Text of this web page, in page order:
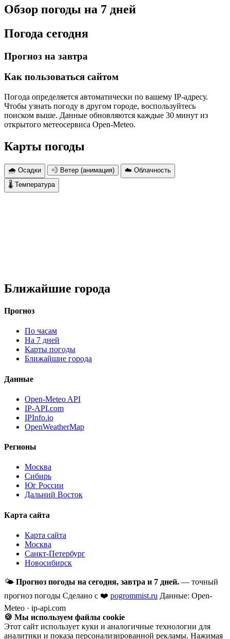
Обзор погоды на 7 дней
Погода сегодня
Прогноз на завтра
Как пользоваться сайтом
Погода определяется автоматически по вашему IP-адресу.
Чтобы узнать погоду в другом городе, воспользуйтесь
поиском выше. Данные обновляются каждые 30 минут из
открытого метеосервиса Open-Meteo.
Карты погоды
🌧 Осадки 💨 Ветер (анимация)
☁️ Облачность
🌡 Температура
Ближайшие города
Прогноз
По часам
На 7 дней
Карты погоды
Ближайшие города
Данные
Open-Meteo API
IP-API.com
IPInfo.io
OpenWeatherMap
Регионы
Москва
Сибирь
Юг России
Дальний Восток
Карта сайта
Карта сайта
Москва
Санкт-Петербург
Новосибирск
🌤 Прогноз погоды на сегодня, завтра и 7 дней. — точный
прогноз погоды Сделано с ❤️ pogrommist.ru Данные: Open-
Meteo · ip-api.com
🍪 Мы используем файлы cookie
Этот сайт использует куки и аналогичные технологии для
аналитики и показа персонализированной рекламы. Нажимая